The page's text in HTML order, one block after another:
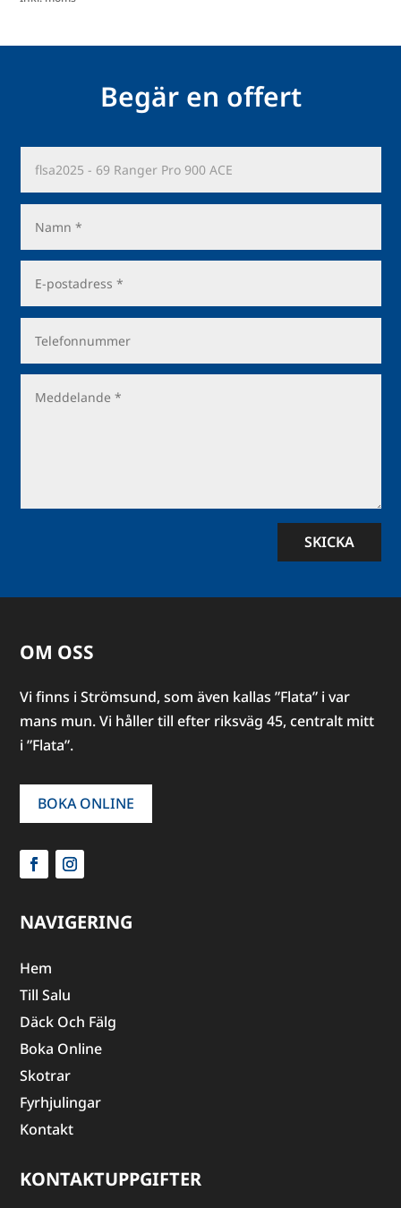
Begär en offert
SKICKA
OM OSS
Vi finns i Strömsund, som även kallas ”Flata” i var
mans mun. Vi håller till efter riksväg 45, centralt mitt
i ”Flata”.
BOKA ONLINE
NAVIGERING
Hem
Till Salu
Däck Och Fälg
Boka Online
Skotrar
Fyrhjulingar
Kontakt
KONTAKTUPPGIFTER